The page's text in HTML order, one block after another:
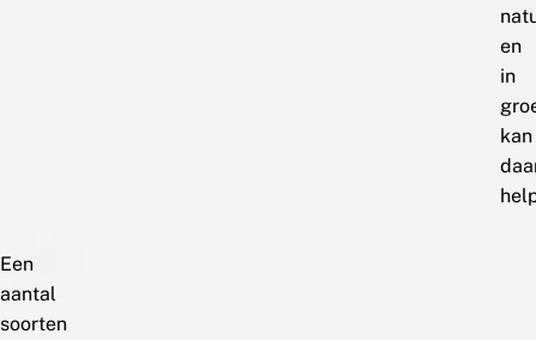
en
in
kan
Een
aantal
soorten